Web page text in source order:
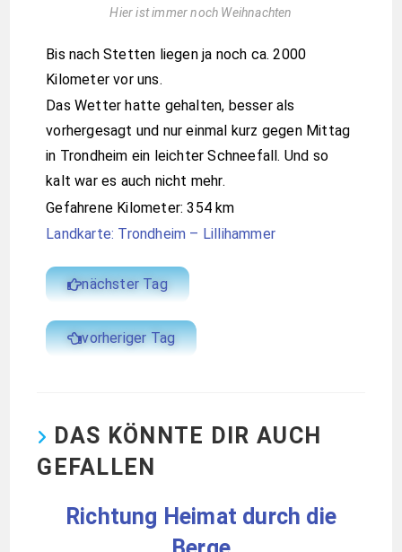
Hier ist immer noch Weihnachten
Bis nach Stetten liegen ja noch ca. 2000
Kilometer vor uns.
Das Wetter hatte gehalten, besser als
vorhergesagt und nur einmal kurz gegen Mittag
in Trondheim ein leichter Schneefall. Und so
kalt war es auch nicht mehr.
Gefahrene Kilometer: 354 km
Landkarte: Trondheim – Lillihammer
nächster Tag
vorheriger Tag
DAS KÖNNTE DIR AUCH
GEFALLEN
Richtung Heimat durch die